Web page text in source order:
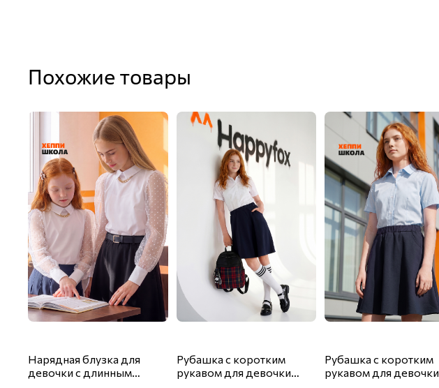
Похожие товары
Нарядная блузка для
девочки с длинным
Рубашка с коротким
рукавом для девочки
Рубашка с коротким
рукавом для девочки